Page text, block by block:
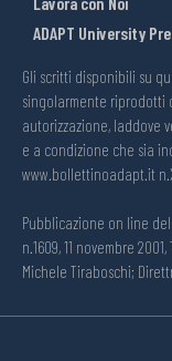
ADAPT University
Gli scritti disponibili su
singolarmente riprodotti
autorizzazione,
e a condizione che sia
www.bollettinoadapt.it
Pubblicazione on line
n.1609, 11 novembre
Michele Tiraboschi;